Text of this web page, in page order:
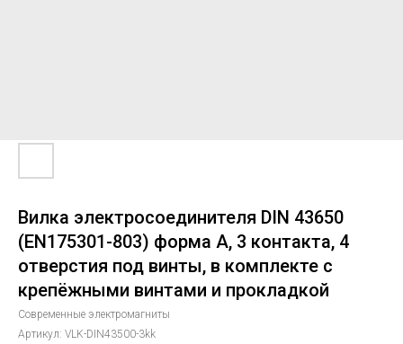
Вилка электросоединителя DIN 43650
(EN175301-803) форма А, 3 контакта, 4
отверстия под винты, в комплекте с
крепёжными винтами и прокладкой
Современные электромагниты
Артикул: VLK-DIN43500-3kk